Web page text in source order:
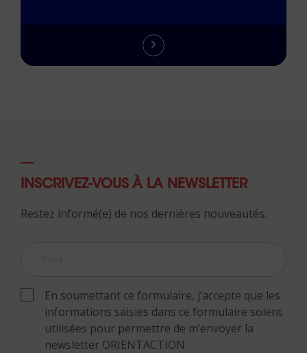
INSCRIVEZ-VOUS À LA NEWSLETTER
Restez informé(e) de nos dernières nouveautés.
En soumettant ce formulaire, j’accepte que les
informations saisies dans ce formulaire soient
utilisées pour permettre de m’envoyer la
newsletter ORIENTACTION